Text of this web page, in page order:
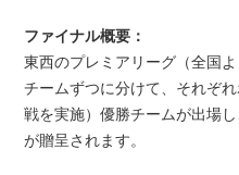
ファイナル概要：
東西のプレミアリーグ（全国
チームずつに分けて、それぞ
戦を実施）優勝チームが出場
が贈呈されます。